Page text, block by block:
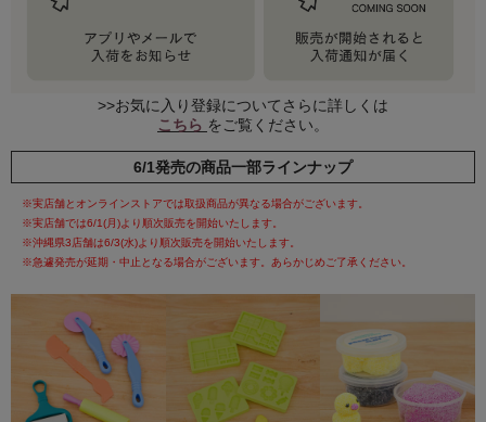
>>お気に入り登録についてさらに詳しくは
こちら をご覧ください。
6/1発売の商品一部ラインナップ
※実店舗とオンラインストアでは取扱商品が異なる場合がございます。
※実店舗では6/1(月)より順次販売を開始いたします。
※沖縄県3店舗は6/3(水)より順次販売を開始いたします。
※急遽発売が延期・中止となる場合がございます。あらかじめご了承ください。